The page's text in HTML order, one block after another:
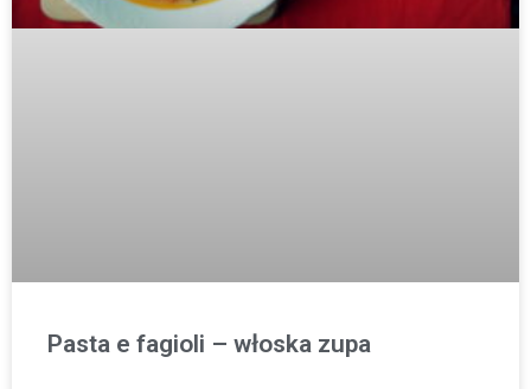
Pasta e fagioli – włoska zupa